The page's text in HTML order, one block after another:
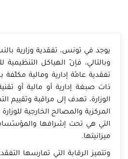
يوجد في تونس، تفقدية وزارية
وبالتالي، فإنّ الهياكل التنظيمية
تفقدية عامّة إدارية ومالية
ذات صبغة إدارية أو مالية أو
الوزارة، تهدف إلى مراقبة وتقييم
المركزية والمصالح الخارجية
التي هي تحت إشرافها
ميزانيتها.
وتتميز الرقابة التي تمارسها